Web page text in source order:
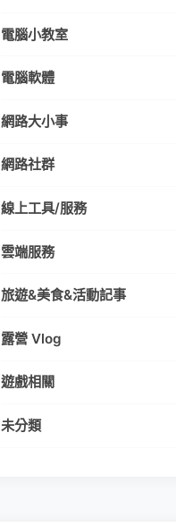
電腦小教室
電腦軟體
網路大小事
網路社群
線上工具/服務
雲端服務
旅遊&美食&活動記事
露營 Vlog
遊戲相關
未分類